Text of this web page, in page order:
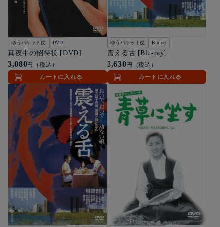
ゆうパケット便 DVD
真夜中の招待状 [DVD]
3,080円（税込）
カートに入れる
ゆうパケット便 Blu-ray
震える舌 [Blu-ray]
3,630円（税込）
カートに入れる